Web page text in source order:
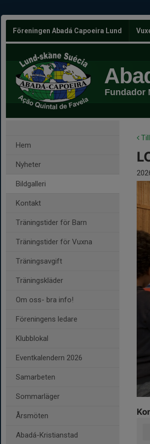
Föreningen Abadá Capoeira Lund
Fundador
Hem
Nyheter
Bildgalleri
Kontakt
Träningstider för Barn
Träningstider för Vuxna
Träningsavgift
Träningskläder
Om oss- bra info!
Föreningens ledare
Klubblokal
Eventkalendern 2026
Samarbeten
Sommarläger
Årsmöten
Abadá-Kristianstad